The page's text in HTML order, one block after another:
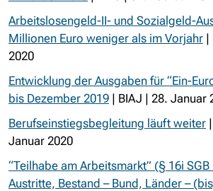
Arbeitslosengeld-II- und Sozialgeld-
Millionen Euro weniger als im Vorjahr |
2020
Entwicklung der Ausgaben für “Ein-
bis Dezember 2019 | BIAJ | 28. Januar
Berufseinstiegsbegleitung läuft weiter
Januar 2020
“Teilhabe am Arbeitsmarkt” (§ 16i
Austritte, Bestand – Bund, Länder –